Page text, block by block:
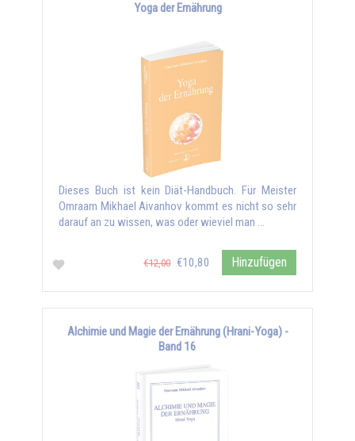
Yoga der Ernährung
Dieses Buch ist kein Diät-Handbuch. Für Meister
Omraam Mikhael Aivanhov kommt es nicht so sehr
darauf an zu wissen, was oder wieviel man …
€12,00 €10,80 Hinzufügen
Alchimie und Magie der Ernährung (Hrani-Yoga) -
Band 16